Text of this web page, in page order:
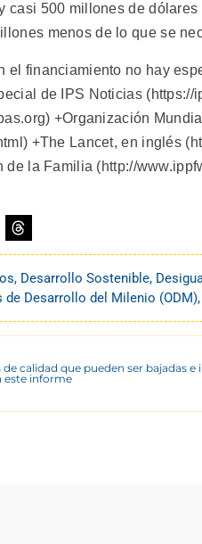
casi 500 millones de
menos de lo que se
el financiamiento no hay
de IPS Noticias
+Organización
+The Lancet, en inglés
de la Familia (http://
, Desarrollo Sostenible,
de Desarrollo del Milenio (ODM),
calidad que pueden ser bajadas
este informe